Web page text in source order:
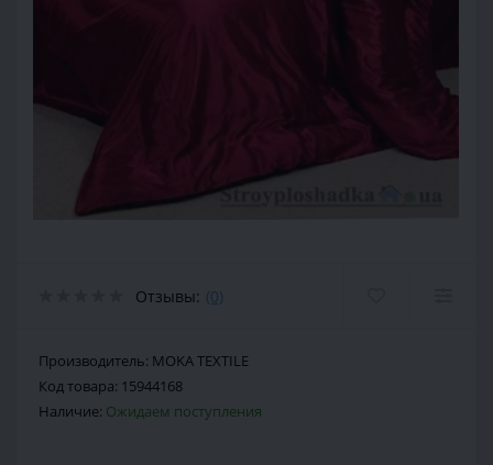
Отзывы: (0)
Производитель: MOKA TEXTILE
Код товара: 15944168
Наличие: Ожидаем поступления